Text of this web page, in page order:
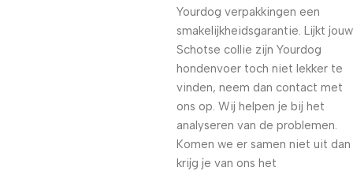
Yourdog verpakkingen een
smakelijkheidsgarantie. Lijkt jouw
Schotse collie zijn Yourdog
hondenvoer toch niet lekker te
vinden, neem dan contact met
ons op. Wij helpen je bij het
analyseren van de problemen.
Komen we er samen niet uit dan
krijg je van ons het